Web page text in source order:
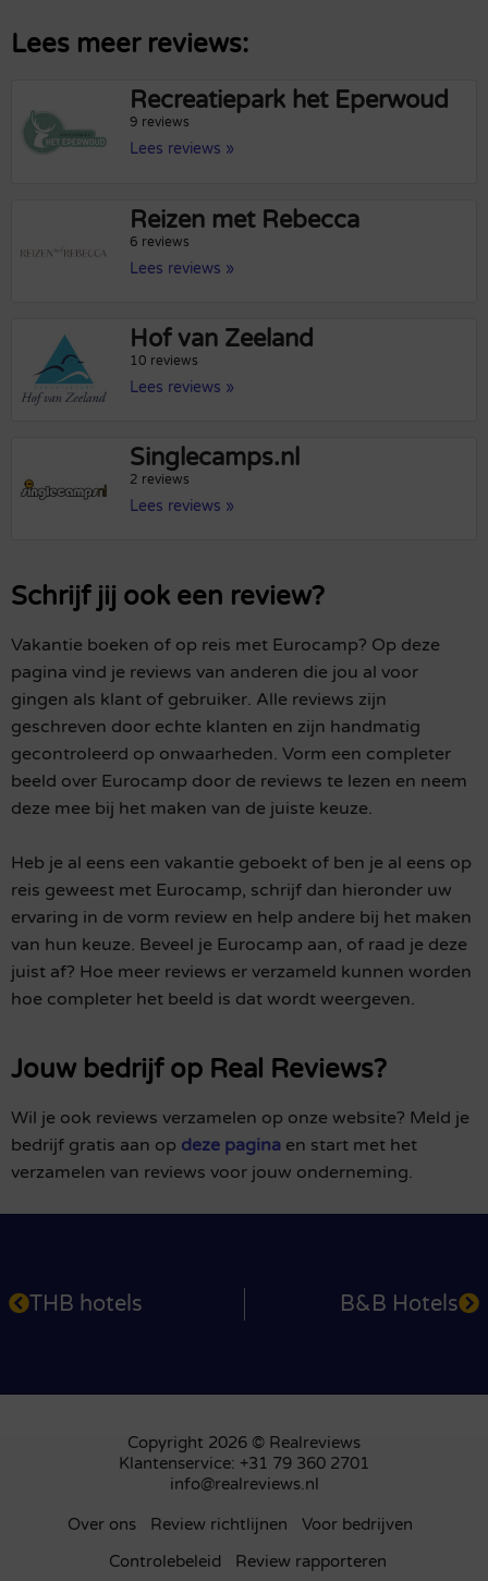
Lees meer reviews:
Recreatiepark het Eperwoud
9 reviews
Lees reviews »
Reizen met Rebecca
6 reviews
Lees reviews »
Hof van Zeeland
10 reviews
Lees reviews »
Singlecamps.nl
2 reviews
Lees reviews »
Schrijf jij ook een review?
Vakantie boeken of op reis met Eurocamp? Op deze
pagina vind je reviews van anderen die jou al voor
gingen als klant of gebruiker. Alle reviews zijn
geschreven door echte klanten en zijn handmatig
gecontroleerd op onwaarheden. Vorm een completer
beeld over Eurocamp door de reviews te lezen en neem
deze mee bij het maken van de juiste keuze.
Heb je al eens een vakantie geboekt of ben je al eens op
reis geweest met Eurocamp, schrijf dan hieronder uw
ervaring in de vorm review en help andere bij het maken
van hun keuze. Beveel je Eurocamp aan, of raad je deze
juist af? Hoe meer reviews er verzameld kunnen worden
hoe completer het beeld is dat wordt weergeven.
Jouw bedrijf op Real Reviews?
Wil je ook reviews verzamelen op onze website? Meld je
bedrijf gratis aan op deze pagina en start met het
verzamelen van reviews voor jouw onderneming.
THB hotels B&B Hotels
Copyright 2026 © Realreviews
Klantenservice: +31 79 360 2701
info@realreviews.nl
Over ons Review richtlijnen
Voor bedrijven
Controlebeleid
Review rapporteren